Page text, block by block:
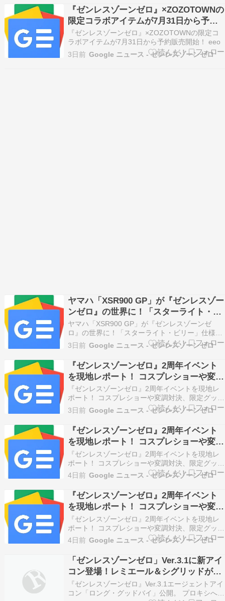
『ゼンレスゾーンゼロ』×ZOZOTOWNの
限定コラボアイテムが7月31日から予約
販売開始！ - eeo
『ゼンレスゾーンゼロ』×ZOZOTOWNの限定コ
ラボアイテムが7月31日から予約販売開始！ eeo
3日前 Google ニュース - ゼンレスゾーンゼロ
ヤマハ「XSR900 GP」が『ゼンレスゾー
ンゼロ』の世界に！「スターライト・ビ
リー」仕様の実車を秋葉原で公開中！ -
Motor Fan
ヤマハ「XSR900 GP」が『ゼンレスゾーンゼ
ロ』の世界に！「スターライト・ビリー」仕様の
実車を秋葉原で公開中！ Motor Fan
3日前 Google ニュース - ゼンレスゾーンゼロ
『ゼンレスゾーンゼロ』2周年イベント
を現地レポート！ コスプレショーや変調
対決、限定グッズ販売で会場はプロキシ
たちの熱気に包まれる - Game*Spark
『ゼンレスゾーンゼロ』2周年イベントを現地レ
ポート！ コスプレショーや変調対決、限定グッズ
販売で会場はプロキシたちの熱気に包まれる
Game*Spark
3日前 Google ニュース - ゼンレスゾーンゼロ
『ゼンレスゾーンゼロ』2周年イベント
を現地レポート！ コスプレショーや変調
対決、限定グッズ販売で会場はプロキシ
たちの熱気に包まれる 12枚目の写真・画
像 - インサイド
『ゼンレスゾーンゼロ』2周年イベントを現地レ
ポート！ コスプレショーや変調対決、限定グッズ
販売で会場はプロキシたちの熱気に包まれる 12
枚目の写真・画像 インサイド
4日前 Google ニュース - ゼンレスゾーンゼロ
『ゼンレスゾーンゼロ』2周年イベント
を現地レポート！ コスプレショーや変調
対決、限定グッズ販売で会場はプロキシ
たちの熱気に包まれる - インサイド
『ゼンレスゾーンゼロ』2周年イベントを現地レ
ポート！ コスプレショーや変調対決、限定グッズ
販売で会場はプロキシたちの熱気に包まれる イン
サイド
4日前 Google ニュース - ゼンレスゾーンゼロ
「ゼンレスゾーンゼロ」Ver.3.1に新アイ
コン登場！レミエール＆シグリッドがプ
レイヤーをサポート！
『ゼンレスゾーンゼロ』Ver.3.1エージェントアイ
コン「ロング・グッドバイ」公開。 プロキシへの